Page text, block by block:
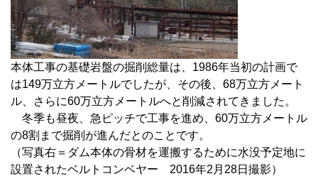
本体工事の基礎岩盤の掘削総量は、1986年当初の計画で
は149万立方メートルでしたが、その後、68万立方メート
ル、さらに60万立方メートルへと削減されてきました。
冬季も昼夜、急ピッチで工事を進め、60万立方メートル
の8割まで掘削が進んだとのことです。
（写真右＝ダム本体の骨材を運搬するために水没予定地に
設置されたベルトコンベヤー 2016年2月28日撮影）